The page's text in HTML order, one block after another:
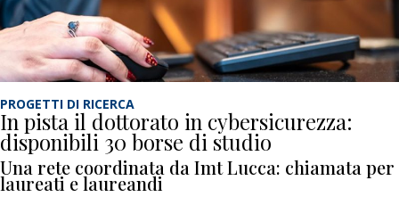
PROGETTI DI RICERCA
In pista il dottorato in cybersicurezza:
disponibili 30 borse di studio
Una rete coordinata da Imt Lucca: chiamata per
laureati e laureandi